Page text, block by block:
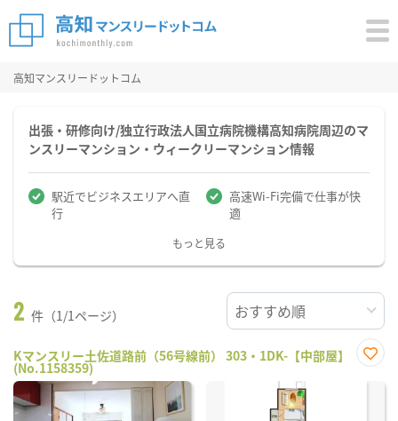
高知マンスリードットコム
出張・研修向け/独立行政法人国立病院機構高知病院周辺のマ
ンスリーマンション・ウィークリーマンション情報
駅近でビジネスエリアへ直
行
高速Wi-Fi完備で仕事が快
適
もっと見る
2 件（1/1ページ）
Kマンスリー土佐道路前（56号線前） 303・1DK-【中部屋】
(No.1158359)
に入